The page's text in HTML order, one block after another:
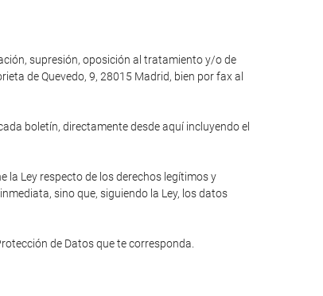
supresión, oposición al tratamiento y/o de
de Quevedo, 9, 28015 Madrid, bien por fax al
boletín, directamente desde aquí incluyendo el
la Ley respecto de los derechos legítimos y
sino que, siguiendo la Ley, los datos
de Datos que te corresponda.